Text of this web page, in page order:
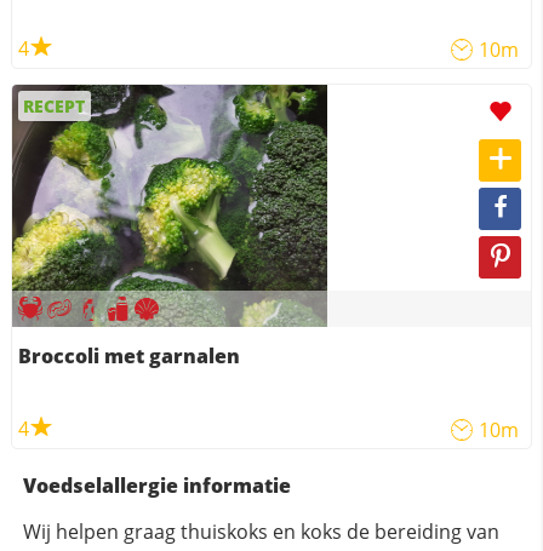
4 10m
RECEPT
Broccoli met garnalen
4 10m
Voedselallergie informatie
Wij helpen graag thuiskoks en koks de bereiding van